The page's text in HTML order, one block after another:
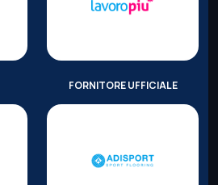
FORNITORE UFFICIALE